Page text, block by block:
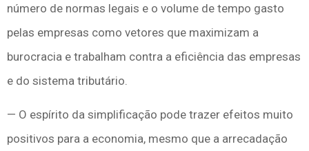
número de normas legais e o volume de tempo gasto
pelas empresas como vetores que maximizam a
burocracia e trabalham contra a eficiência das empresas
e do sistema tributário.
— O espírito da simplificação pode trazer efeitos muito
positivos para a economia, mesmo que a arrecadação